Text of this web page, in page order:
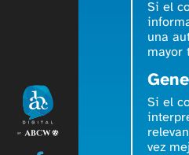
Si el
una
mayor
Si el
vez